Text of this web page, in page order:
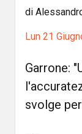
di
Lun 21
Garrone:
svolge